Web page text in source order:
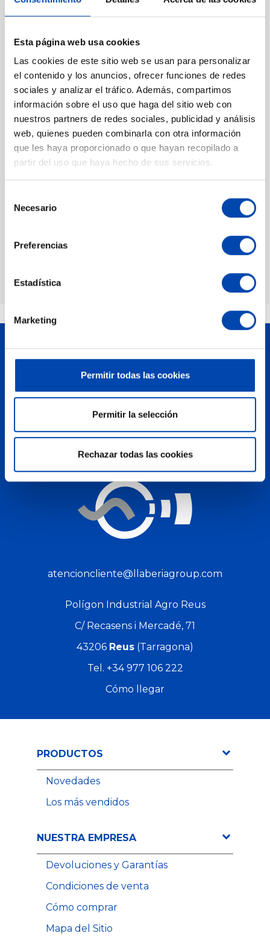
Esta página web usa cookies
Las cookies de este sitio web se usan para personalizar
el contenido y los anuncios, ofrecer funciones de redes
sociales y analizar el tráfico. Además, compartimos
información sobre el uso que haga del sitio web con
nuestros partners de redes sociales, publicidad y análisis
web, quienes pueden combinarla con otra información
que les haya proporcionado o que hayan recopilado a
partir del uso que haya hecho de sus servicios.
Necesario
Preferencias
Estadística
Marketing
Permitir todas las cookies
Permitir la selección
Rechazar todas las cookies
Solem
Ver productos
Toro
Ver productos
Carretera de Reus, Km. 8
43340Montbrió del Camp
(Tarragona) , España
Tel.+34 977 81 40 09
Cómo llegar
atencioncliente@llaberiagroup.com
Polígon Industrial Agro Reus
C/ Recasens i Mercadé, 71
43206 Reus (Tarragona)
Tel. +34 977 106 222
Cómo llegar
PRODUCTOS
Novedades
Los más vendidos
NUESTRA EMPRESA
Devoluciones y Garantías
Condiciones de venta
Cómo comprar
Mapa del Sitio